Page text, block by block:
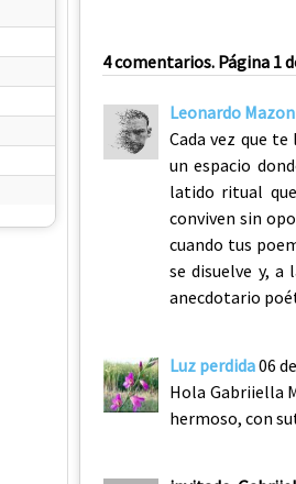
4 comentarios. Página 1
Leonardo Mazon
Cada vez que
un espacio
latido ritual
conviven sin
cuando tus
se disuelve y,
anecdotario
Luz perdida06
Hola Gabriiella
hermoso, con